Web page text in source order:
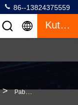
86--13824375559
Kutipan
> Pabrik Kustomisasi Topeng Wajah Perawatan Perlengkapan Kotak Dengan Jendela Tampilan